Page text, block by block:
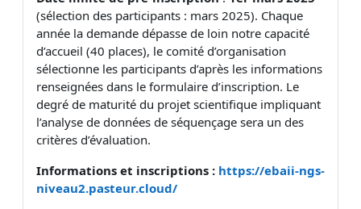
(sélection des participants : mars 2025). Chaque
année la demande dépasse de loin notre capacité
d’accueil (40 places), le comité d’organisation
sélectionne les participants d’après les informations
renseignées dans le formulaire d’inscription. Le
degré de maturité du projet scientifique impliquant
l’analyse de données de séquençage sera un des
critères d’évaluation.
Informations et inscriptions : https://ebaii-ngs-
niveau2.pasteur.cloud/